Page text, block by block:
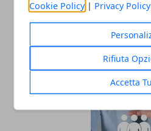
Cookie Policy | Privacy Policy
Rifiuta
Accetta
ARTICOLI CORRELATI